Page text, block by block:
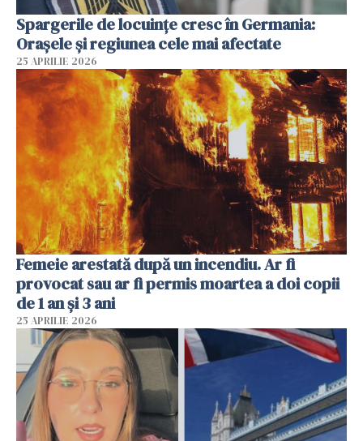
Spargerile de locuințe cresc în Germania:
Orașele și regiunea cele mai afectate
25 APRILIE 2026
Femeie arestată după un incendiu. Ar fi
provocat sau ar fi permis moartea a doi copii
de 1 an și 3 ani
25 APRILIE 2026